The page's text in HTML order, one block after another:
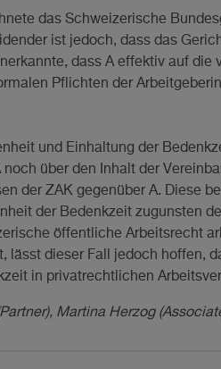
das Schweizerische
ist jedoch, dass das
dass A effektiv auf
Pflichten der
und Einhaltung der
über den Inhalt der
der ZAK gegenüber A. Diese
der Bedenkzeit zugunsten
öffentliche Arbeitsrecht
lässt dieser Fall jedoch hoffen,
in privatrechtlichen
Martina Herzog